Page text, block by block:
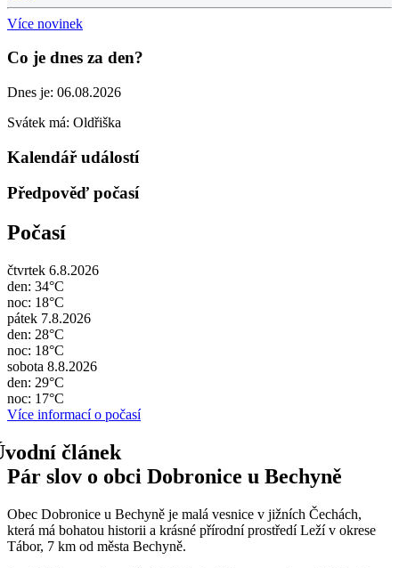
Více novinek
Co je dnes za den?
Dnes je: 06.08.2026
Svátek má: Oldřiška
Kalendář událostí
Předpověď počasí
Počasí
čtvrtek 6.8.2026
den: 34°C
noc: 18°C
pátek 7.8.2026
den: 28°C
noc: 18°C
sobota 8.8.2026
den: 29°C
noc: 17°C
Více informací o počasí
Pár slov o obci Dobronice u Bechyně
Obec Dobronice u Bechyně je malá vesnice v jižních Čechách,
která má bohatou historii a krásné přírodní prostředí Leží v okrese
Tábor, 7 km od města Bechyně.